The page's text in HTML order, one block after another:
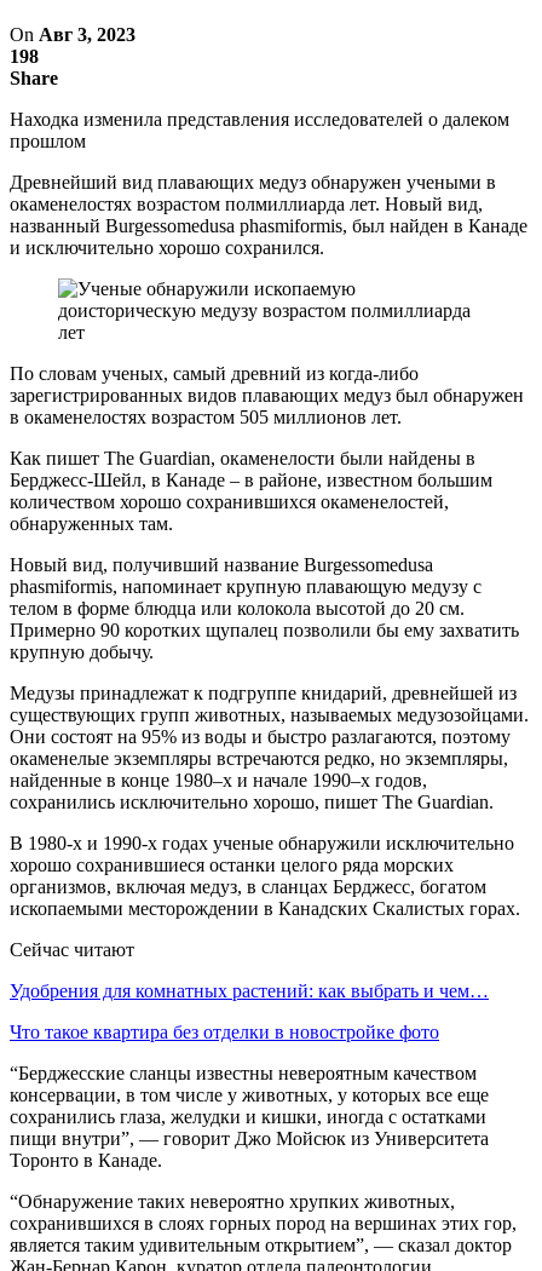
On Авг 3, 2023
198
Share
Находка изменила представления исследователей о далеком
прошлом
Древнейший вид плавающих медуз обнаружен учеными в
окаменелостях возрастом полмиллиарда лет. Новый вид,
названный Burgessomedusa phasmiformis, был найден в Канаде
и исключительно хорошо сохранился.
По словам ученых, самый древний из когда-либо
зарегистрированных видов плавающих медуз был обнаружен
в окаменелостях возрастом 505 миллионов лет.
Как пишет The Guardian, окаменелости были найдены в
Берджесс-Шейл, в Канаде – в районе, известном большим
количеством хорошо сохранившихся окаменелостей,
обнаруженных там.
Новый вид, получивший название Burgessomedusa
phasmiformis, напоминает крупную плавающую медузу с
телом в форме блюдца или колокола высотой до 20 см.
Примерно 90 коротких щупалец позволили бы ему захватить
крупную добычу.
Медузы принадлежат к подгруппе книдарий, древнейшей из
существующих групп животных, называемых медузозойцами.
Они состоят на 95% из воды и быстро разлагаются, поэтому
окаменелые экземпляры встречаются редко, но экземпляры,
найденные в конце 1980–х и начале 1990–х годов,
сохранились исключительно хорошо, пишет The Guardian.
В 1980-х и 1990-х годах ученые обнаружили исключительно
хорошо сохранившиеся останки целого ряда морских
организмов, включая медуз, в сланцах Берджесс, богатом
ископаемыми месторождении в Канадских Скалистых горах.
Сейчас читают
Удобрения для комнатных растений: как выбрать и чем…
Что такое квартира без отделки в новостройке фото
“Берджесские сланцы известны невероятным качеством
консервации, в том числе у животных, у которых все еще
сохранились глаза, желудки и кишки, иногда с остатками
пищи внутри”, — говорит Джо Мойсюк из Университета
Торонто в Канаде.
“Обнаружение таких невероятно хрупких животных,
сохранившихся в слоях горных пород на вершинах этих гор,
является таким удивительным открытием”, — сказал доктор
Жан-Бернар Карон, куратор отдела палеонтологии